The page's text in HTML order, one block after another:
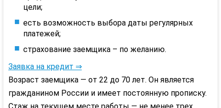
цели;
есть возможность выбора даты регулярных
платежей;
страхование заемщика – по желанию.
Заявка на кредит ⇒
Возраст заемщика — от 22 до 70 лет. Он является
гражданином России и имеет постоянную прописку.
Стаж на текущем месте работы — не менее трех